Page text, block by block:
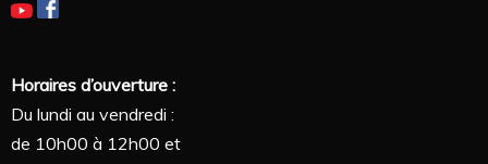
Horaires d’ouverture :
Du lundi au vendredi :
de 10h00 à 12h00 et